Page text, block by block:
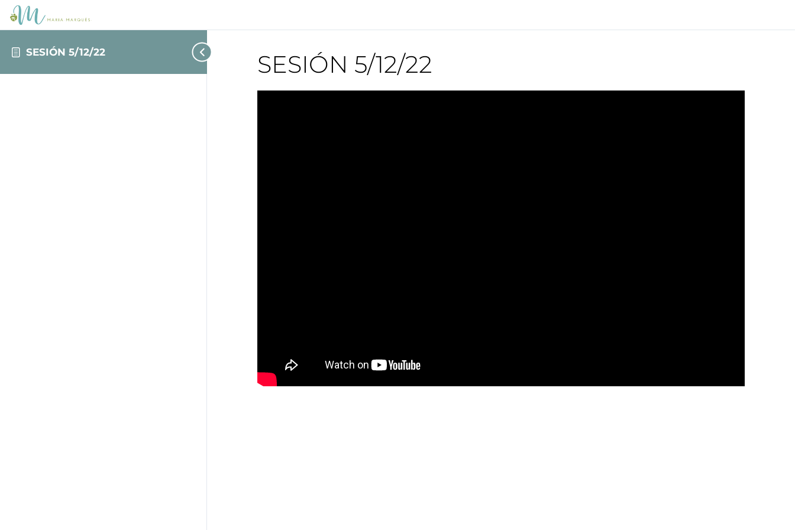
SESIÓN 5/12/22 SESIÓN 5/12/22